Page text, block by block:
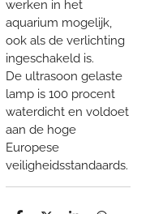
werken in het
aquarium mogelijk,
ook als de verlichting
ingeschakeld is.
De ultrasoon gelaste
lamp is 100 procent
waterdicht en voldoet
aan de hoge
Europese
veiligheidsstandaards.